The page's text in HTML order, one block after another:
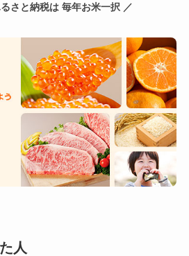
さと納税は 毎年お米一択 ／
人